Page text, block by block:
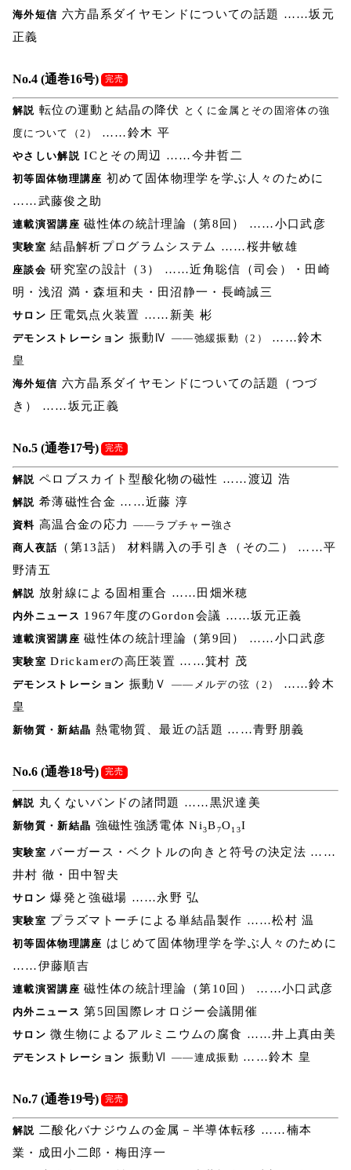
海外短信 六方晶系ダイヤモンドについての話題 ……坂元
正義
No.4 (通巻16号) 完売
解説 転位の運動と結晶の降伏
とくに金属とその固溶体の強
度について（2）
……鈴木 平
やさしい解説ICとその周辺 ……今井哲二
初等固体物理講座 初めて固体物理学を学ぶ人々のために
……武藤俊之助
連載演習講座 磁性体の統計理論（第8回） ……小口武彦
実験室 結晶解析プログラムシステム ……桜井敏雄
座談会 研究室の設計（3） ……近角聡信（司会）・田崎
明・浅沼 満・森垣和夫・田沼静一・長崎誠三
サロン 圧電気点火装置 ……新美 彬
デモンストレーション 振動Ⅳ ――弛緩振動（2）
……鈴木
皇
海外短信 六方晶系ダイヤモンドについての話題（つづ
き） ……坂元正義
No.5 (通巻17号) 完売
解説 ペロブスカイト型酸化物の磁性 ……渡辺 浩
解説 希薄磁性合金 ……近藤 淳
資料 高温合金の応力 ――ラプチャー強さ
商人夜話 （第13話） 材料購入の手引き（その二） ……平
野清五
解説 放射線による固相重合 ……田畑米穂
内外ニュース 1967年度のGordon会議 ……坂元正義
連載演習講座 磁性体の統計理論（第9回） ……小口武彦
実験室 Drickamerの高圧装置 ……箕村 茂
デモンストレーション 振動Ｖ ――メルデの弦（2）
……鈴木
皇
新物質・新結晶 熱電物質、最近の話題 ……青野朋義
No.6 (通巻18号) 完売
解説 丸くないバンドの諸問題 ……黒沢達美
新物質・新結晶 強磁性強誘電体 Ni3B7O13I
実験室 バーガース・ベクトルの向きと符号の決定法 ……
井村 徹・田中智夫
サロン 爆発と強磁場 ……永野 弘
実験室 プラズマトーチによる単結晶製作 ……松村 温
初等固体物理講座 はじめて固体物理学を学ぶ人々のために
……伊藤順吉
連載演習講座 磁性体の統計理論（第10回） ……小口武彦
内外ニュース 第5回国際レオロジー会議開催
サロン 微生物によるアルミニウムの腐食 ……井上真由美
デモンストレーション 振動Ⅵ ――連成振動 ……鈴木 皇
No.7 (通巻19号) 完売
解説 二酸化バナジウムの金属－半導体転移 ……楠本
業・成田小二郎・梅田淳一